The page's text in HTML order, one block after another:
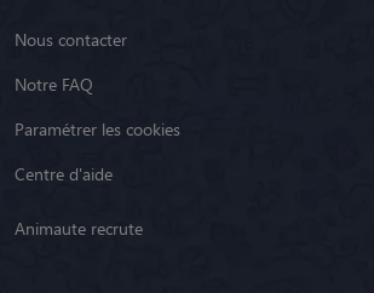
Nous contacter
Notre FAQ
Paramétrer les cookies
Centre d'aide
Animaute recrute